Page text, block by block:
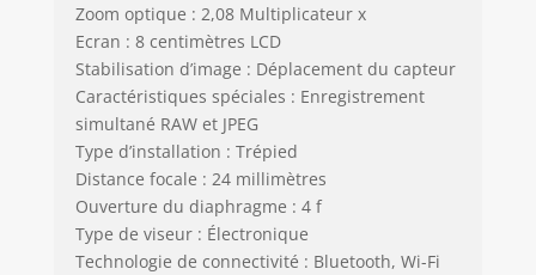
Zoom optique : 2,08 Multiplicateur x
Ecran : 8 centimètres LCD
Stabilisation d’image : Déplacement du capteur
Caractéristiques spéciales : Enregistrement
simultané RAW et JPEG
Type d’installation : Trépied
Distance focale : 24 millimètres
Ouverture du diaphragme : 4 f
Type de viseur : Électronique
Technologie de connectivité : Bluetooth, Wi-Fi